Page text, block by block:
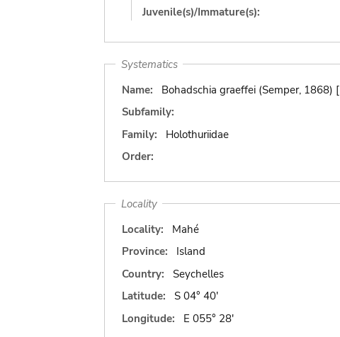
Juvenile(s)/Immature(s):
Systematics
Name:
Bohadschia graeffei (Semper, 1868) [
Subfamily:
Family:
Holothuriidae
Order:
Locality
Locality:
Mahé
Province:
Island
Country:
Seychelles
Latitude:
S 04° 40'
Longitude:
E 055° 28'